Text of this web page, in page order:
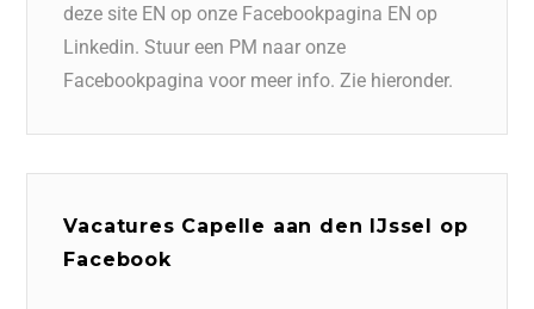
deze site EN op onze Facebookpagina EN op
Linkedin. Stuur een PM naar onze
Facebookpagina voor meer info. Zie hieronder.
Vacatures Capelle aan den IJssel op
Facebook